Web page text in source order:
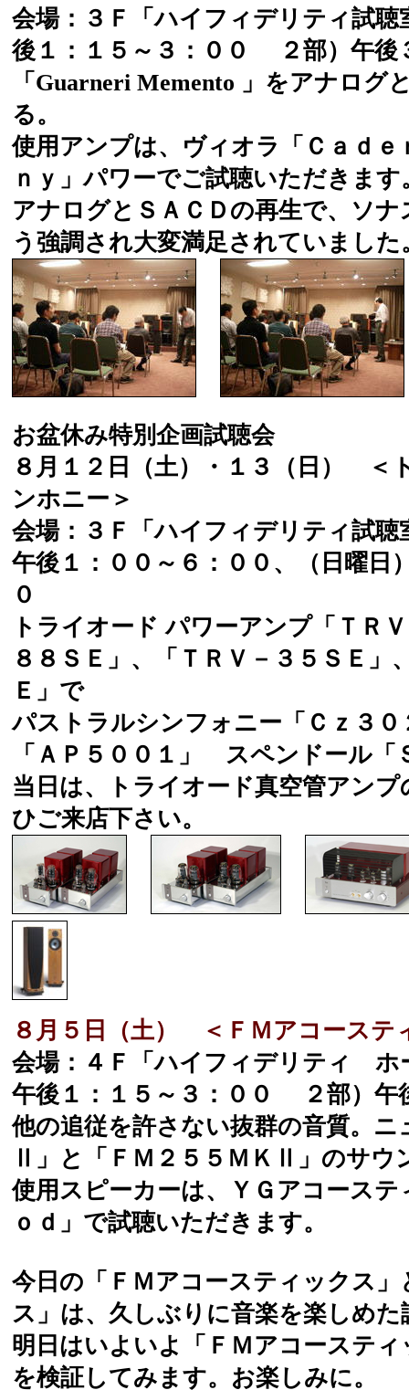
会場：３Ｆ「ハイフィデリティ試
後１：１５～３：００ ２部）午後
「Guarneri Memento 」をアナログ
る。
使用アンプは、ヴィオラ「Ｃａｄ
ｎｙ」パワーでご試聴いただきます
アナログとＳＡＣＤの再生で、ソ
う強調され大変満足されていました
お盆休み特別企画試聴会
８月１２日（土）・１３（日） ＜
ンホニー＞
会場：３Ｆ「ハイフィデリティ試
午後１：００～６：００、（日曜日
０
トライオード パワーアンプ「ＴＲ
８８ＳＥ」、「ＴＲＶ－３５ＳＥ」
Ｅ」で
パストラルシンフォニー「Ｃｚ３０
「ＡＰ５００１」 スペンドール「
当日は、トライオード真空管アン
ひご来店下さい。
８月５日（土） ＜ＦＭアコーステ
会場：４Ｆ「ハイフィデリティ
午後１：１５～３：００ ２部）午
他の追従を許さない抜群の音質。
Ⅱ」と「ＦＭ２５５ＭＫⅡ」のサウ
使用スピーカーは、ＹＧアコース
ｏｄ」で試聴いただきます。
今日の「ＦＭアコースティックス
ス」は、久しぶりに音楽を楽しめた
明日はいよいよ「ＦＭアコーステ
を検証してみます。お楽しみに。